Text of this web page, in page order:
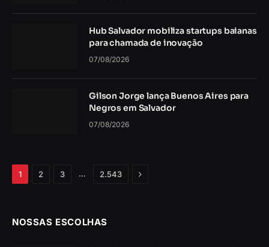
Hub Salvador mobiliza startups baianas
para chamada de inovação
07/08/2026
Gilson Jorge lança Buenos Aires para
Negros em Salvador
07/08/2026
1 2 3 … 2.543 Próximo
NOSSAS ESCOLHAS